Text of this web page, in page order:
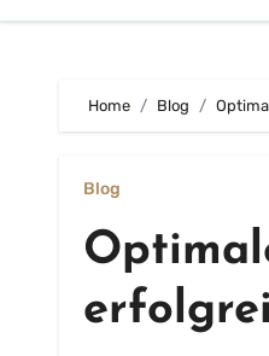
Home Blog
Blog